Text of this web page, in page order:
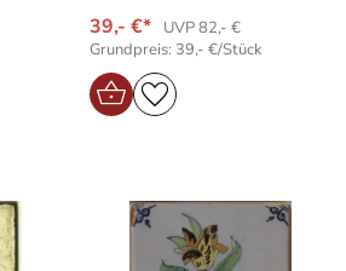
39,- €*
UVP 82,- €
Grundpreis: 39,- €/Stück